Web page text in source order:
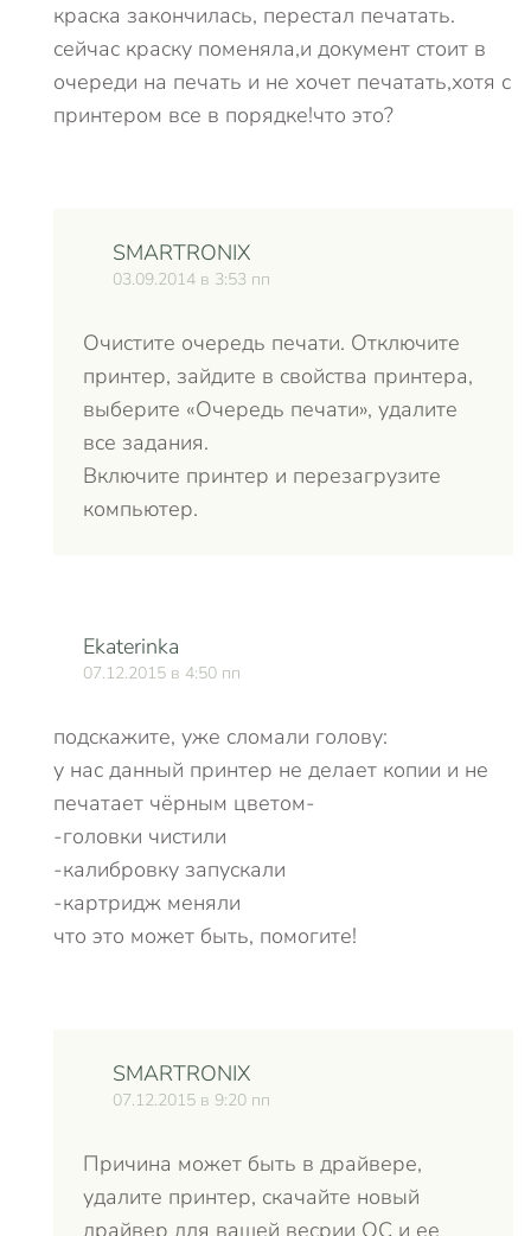
краска закончилась, перестал печатать.
сейчас краску поменяла,и документ стоит в
очереди на печать и не хочет печатать,хотя с
принтером все в порядке!что это?
SMARTRONIX
03.09.2014 в 3:53 пп
Очистите очередь печати. Отключите
принтер, зайдите в свойства принтера,
выберите «Очередь печати», удалите
все задания.
Включите принтер и перезагрузите
компьютер.
Ekaterinka
07.12.2015 в 4:50 пп
подскажите, уже сломали голову:
у нас данный принтер не делает копии и не
печатает чёрным цветом-
-головки чистили
-калибровку запускали
-картридж меняли
что это может быть, помогите!
SMARTRONIX
07.12.2015 в 9:20 пп
Причина может быть в драйвере,
удалите принтер, скачайте новый
драйвер для вашей весрии ОС и ее